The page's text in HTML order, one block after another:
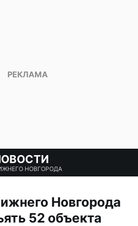
НОВГОРОДА
Новгорода
52 объекта